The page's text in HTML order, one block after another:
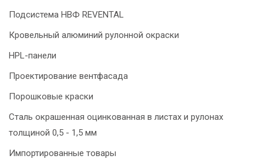
Подсистема НВФ REVENTAL
Кровельный алюминий рулонной окраски
HPL-панели
Проектирование вентфасада
Порошковые краски
Сталь окрашенная оцинкованная в листах и рулонах
толщиной 0,5 - 1,5 мм
Импортированные товары